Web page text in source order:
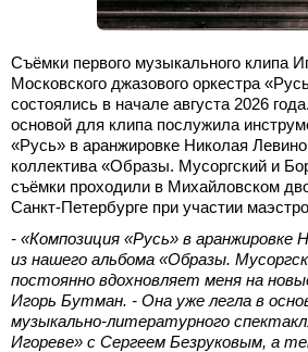
Съёмки первого музыкального клипа
Московского джазового оркестра
состоялись в начале августа 2026
основой для клипа послужила
«Русь» в аранжировке Николая
коллектива «Образы. Мусоргский и
съёмки проходили в Михайловском
Санкт-Петербурге при участии
- «Композиция «Русь» в аранжировке
из нашего альбома «Образы.
постоянно вдохновляет меня на
Игорь Бутман. - Она уже легла в
музыкально-литературного
Игореве» с Сергеем Безруковым, а